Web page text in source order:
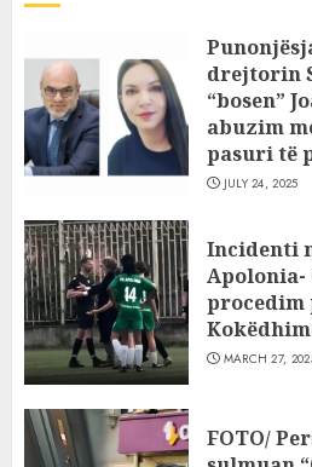
drejtorin
“bosen”
abuzim
pasuri të
JULY 24, 2025
Incidenti
Apolonia-
procedim
MARCH 27,
FOTO/